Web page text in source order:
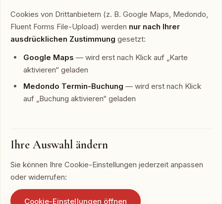
Cookies von Drittanbietern (z. B. Google Maps, Medondo,
Fluent Forms File-Upload) werden nur nach Ihrer
ausdrücklichen Zustimmung gesetzt:
Google Maps — wird erst nach Klick auf „Karte
aktivieren“ geladen
Medondo Termin-Buchung — wird erst nach Klick
auf „Buchung aktivieren“ geladen
Ihre Auswahl ändern
Sie können Ihre Cookie-Einstellungen jederzeit anpassen
oder widerrufen:
Cookie-Einstellungen öffnen